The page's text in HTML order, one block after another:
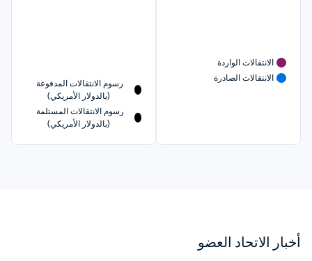
الانتقالات الواردة
الانتقالات الصادرة
رسوم الانتقالات المدفوعة
(بالدولار الأمريكي)
(بالدولار الأمريكي)
أخبار الاتحاد العضو